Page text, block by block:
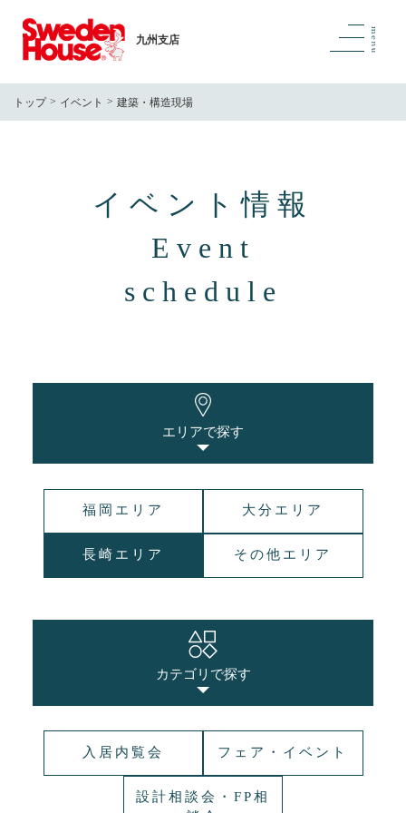
九州支店
トップ イベント 建築・構造現場
イベント情報
Event
schedule
エリアで探す
福岡エリア 大分エリア
長崎エリア その他エリア
カテゴリで探す
入居内覧会 フェア・イベント
設計相談会・FP相